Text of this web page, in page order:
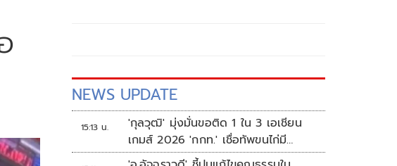
NEWS UPDATE
15:13 น.
'กุลวุฒิ' มุ่งมั่นขอติด 1 ใน 3 เอเชียน
เกมส์ 2026 'กกท.' เชื่อทัพขนไก่มี
เหรียญแน่